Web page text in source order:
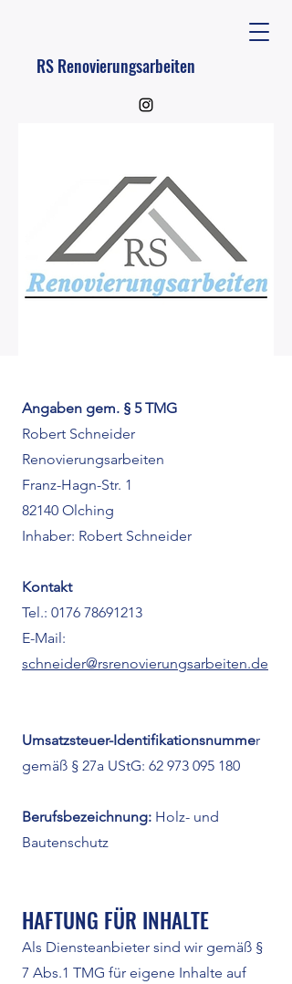
RS Renovierungsarbeiten
Impressum
Angaben gem. § 5 TMG
Robert Schneider
Renovierungsarbeiten
Franz-Hagn-Str. 1
82140 Olching
Inhaber: Robert Schneider
Kontakt
Tel.: 0176 78691213
E-Mail:
schneider@rsrenovierungsarbeiten.de
Umsatzsteuer-Identifikationsnummer
gemäß § 27a UStG: 62 973 095 180
Berufsbezeichnung: Holz- und
Bautenschutz
HAFTUNG FÜR INHALTE
Als Diensteanbieter sind wir gemäß §
7 Abs.1 TMG für eigene Inhalte auf